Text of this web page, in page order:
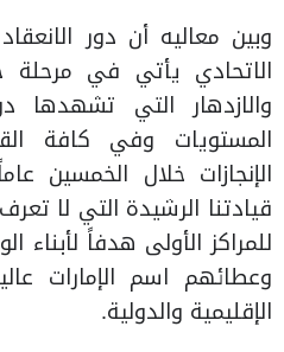
وبين معاليه أن دور
الاتحادي يأتي في مرحلة
والازدهار التي تشهدها
المستويات وفي كافة
الإنجازات خلال الخمسين
قيادتنا الرشيدة التي لا
للمراكز الأولى هدفاً لأبناء
وعطائهم اسم الإمارات
الإقليمية والدولية.